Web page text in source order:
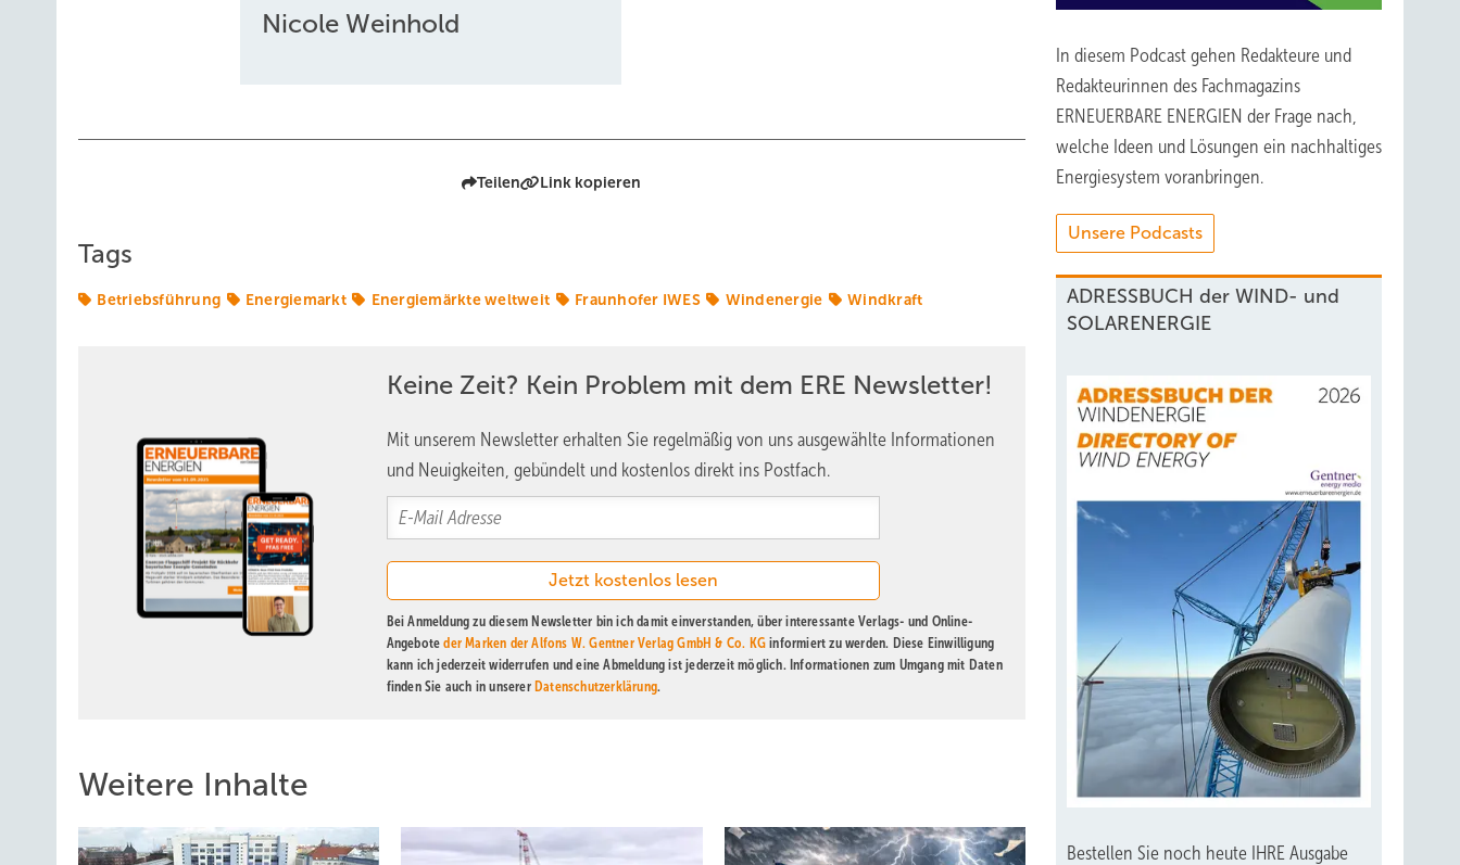
Nicole Weinhold
Teilen Link kopieren
Tags
Betriebsführung Energiemarkt Energiemärkte weltweit Fraunhofer IWES Windenergie Windkraft
Keine Zeit? Kein Problem mit dem ERE Newsletter!
Mit unserem Newsletter erhalten Sie regelmäßig von uns ausgewählte Informationen
und Neuigkeiten, gebündelt und kostenlos direkt ins Postfach.
Bei Anmeldung zu diesem Newsletter bin ich damit einverstanden, über interessante Verlags- und Online-
Angeboteder Marken der Alfons W. Gentner Verlag GmbH & Co. KG informiert zu werden. Diese Einwilligung
kann ich jederzeit widerrufen und eine Abmeldung ist jederzeit möglich. Informationen zum Umgang mit Daten
finden Sie auch in unserer Datenschutzerklärung.
Weitere Inhalte
In diesem Podcast gehen Redakteure und
Redakteurinnen des Fachmagazins
ERNEUERBARE ENERGIEN der Frage nach,
welche Ideen und Lösungen ein nachhaltiges
Energiesystem voranbringen.
Unsere Podcasts
ADRESSBUCH der WIND- und
SOLARENERGIE
Bestellen Sie noch heute IHRE Ausgabe